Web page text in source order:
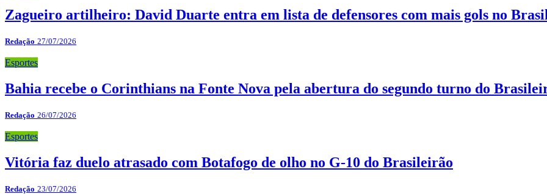
Zagueiro artilheiro: David Duarte entra em lista de defensores com mais gols no
Redação 27/07/2026
Esportes
Bahia recebe o Corinthians na Fonte Nova pela abertura do segundo turno do
Redação 26/07/2026
Esportes
Vitória faz duelo atrasado com Botafogo de olho no G-10 do Brasileirão
Redação 23/07/2026